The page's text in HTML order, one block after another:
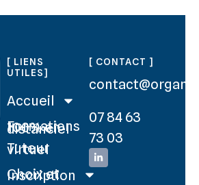
[ LIENS
UTILES]
Accueil
Formations 100% en distanciel
Tuteur virtuel
Choix et Inscription
[ CONTACT ]
07 84 63
73 03